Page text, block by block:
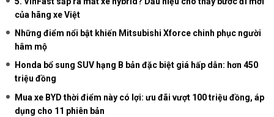
của hãng xe Việt
Những điểm nổi bật khiến Mitsubishi Xforce chinh phục người
hâm mộ
Honda bổ sung SUV hạng B bản đặc biệt giá hấp dẫn: hơn 450
triệu đồng
Mua xe BYD thời điểm này có lợi: ưu đãi vượt 100 triệu đồng, áp
dụng cho 11 phiên bản